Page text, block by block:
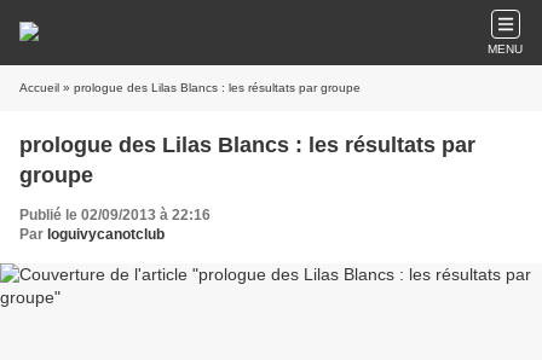
MENU
Accueil » prologue des Lilas Blancs : les résultats par groupe
prologue des Lilas Blancs : les résultats par
groupe
Publié le 02/09/2013 à 22:16
Par loguivycanotclub